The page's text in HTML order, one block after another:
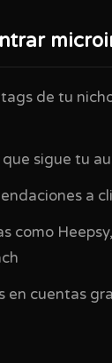
de tu
sigue tu
a
como
en cuentas